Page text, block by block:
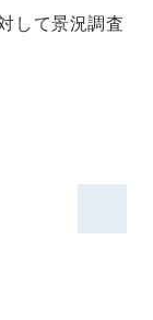
して景況調査